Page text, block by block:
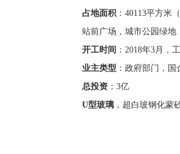
占地面积：40113平方米
站前广场，城市公园绿地
开工时间 ：2018年3月，
业主类型 ：政府部门，国
总投资：3亿
U型玻璃，超白玻钢化蒙